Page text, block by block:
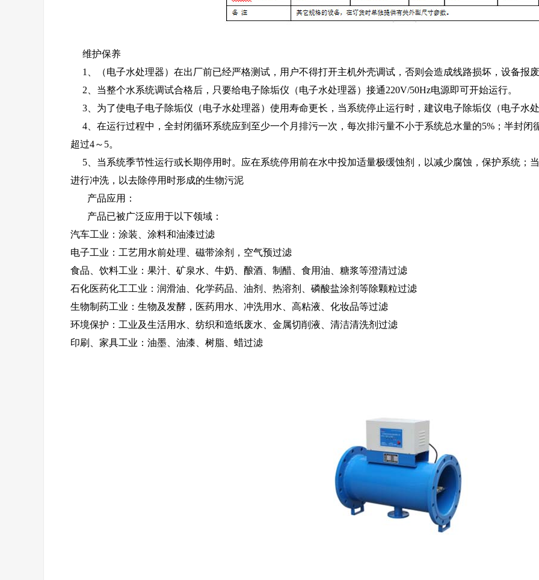
维护保养
1、（电子水处理器）在出厂前已经严格测试，用户不得打开主机外壳调试，否则会造成线路损坏，设备报
2、当整个水系统调试合格后，只要给电子除垢仪（电子水处理器）接通220V/50Hz电源即可开始运行。
3、为了使电子电子除垢仪（电子水处理器）使用寿命更长，当系统停止运行时，建议电子除垢仪（电子水
4、在运行过程中，全封闭循环系统应到至少一个月排污一次，每次排污量不小于系统总水量的5%；半封闭
超过4～5。
5、当系统季节性运行或长期停用时。应在系统停用前在水中投加适量极缓蚀剂，以减少腐蚀，保护系统；
进行冲洗，以去除停用时形成的生物污泥
产品应用：
产品已被广泛应用于以下领域：
汽车工业：涂装、涂料和油漆过滤
电子工业：工艺用水前处理、磁带涂剂，空气预过滤
食品、饮料工业：果汁、矿泉水、牛奶、酿酒、制醋、食用油、糖浆等澄清过滤
石化医药化工工业：润滑油、化学药品、油剂、热溶剂、磷酸盐涂剂等除颗粒过滤
生物制药工业：生物及发酵，医药用水、冲洗用水、高粘液、化妆品等过滤
环境保护：工业及生活用水、纺织和造纸废水、金属切削液、清洁清洗剂过滤
印刷、家具工业：油墨、油漆、树脂、蜡过滤